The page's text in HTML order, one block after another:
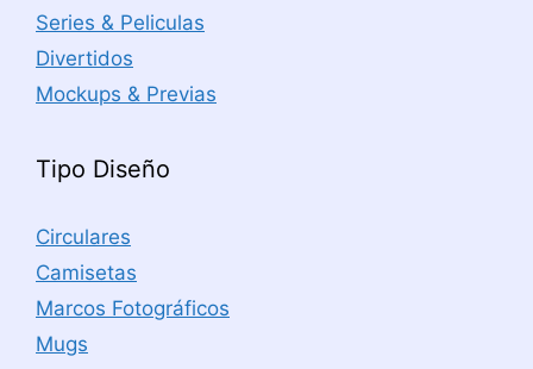
Series & Peliculas
Divertidos
Mockups & Previas
Tipo Diseño
Circulares
Camisetas
Marcos Fotográficos
Mugs